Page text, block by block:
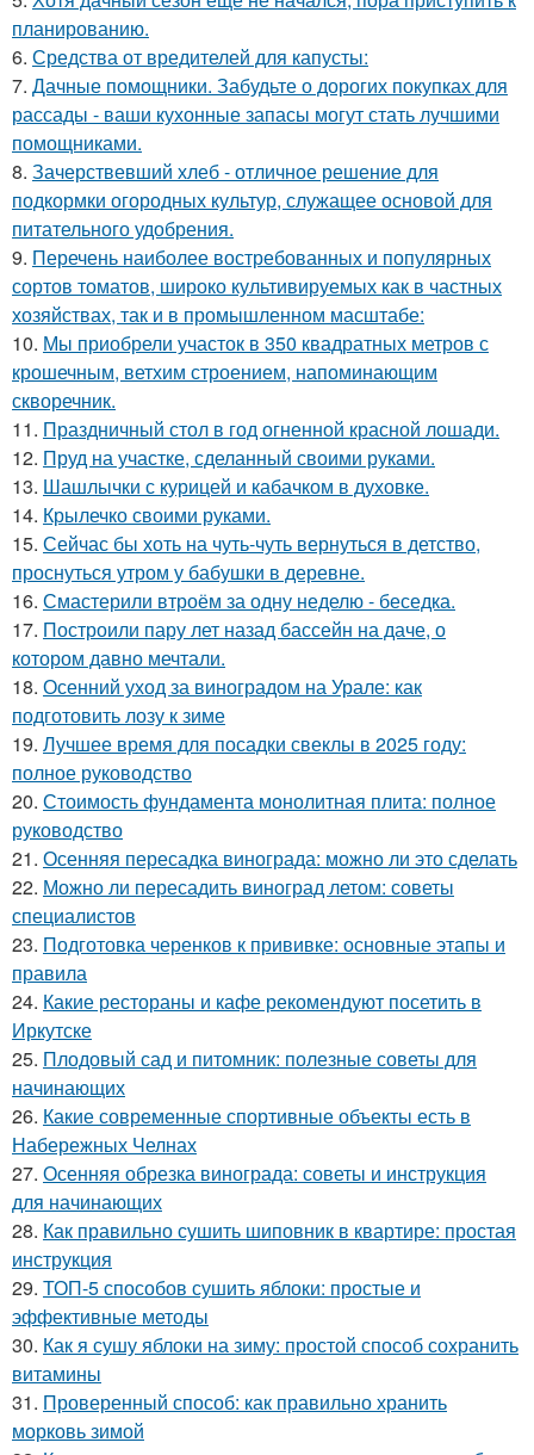
планированию.
6. Средства от вредителей для капусты:
7. Дачные помощники. Забудьте о дорогих покупках для
рассады - ваши кухонные запасы могут стать лучшими
помощниками.
8. Зачерствевший хлеб - отличное решение для
подкормки огородных культур, служащее основой для
питательного удобрения.
9. Перечень наиболее востребованных и популярных
сортов томатов, широко культивируемых как в частных
хозяйствах, так и в промышленном масштабе:
10. Мы приобрели участок в 350 квадратных метров с
крошечным, ветхим строением, напоминающим
скворечник.
11. Праздничный стол в год огненной красной лошади.
12. Пруд на участке, сделанный своими руками.
13. Шашлычки с курицей и кабачком в духовке.
14. Крылечко своими руками.
15. Сейчас бы хоть на чуть-чуть вернуться в детство,
проснуться утром у бабушки в деревне.
16. Смастерили втроём за одну неделю - беседка.
17. Построили пару лет назад бассейн на даче, о
котором давно мечтали.
18. Осенний уход за виноградом на Урале: как
подготовить лозу к зиме
19. Лучшее время для посадки свеклы в 2025 году:
полное руководство
20. Стоимость фундамента монолитная плита: полное
руководство
21. Осенняя пересадка винограда: можно ли это сделать
22. Можно ли пересадить виноград летом: советы
специалистов
23. Подготовка черенков к прививке: основные этапы и
правила
24. Какие рестораны и кафе рекомендуют посетить в
Иркутске
25. Плодовый сад и питомник: полезные советы для
начинающих
26. Какие современные спортивные объекты есть в
Набережных Челнах
27. Осенняя обрезка винограда: советы и инструкция
для начинающих
28. Как правильно сушить шиповник в квартире: простая
инструкция
29. ТОП-5 способов сушить яблоки: простые и
эффективные методы
30. Как я сушу яблоки на зиму: простой способ сохранить
витамины
31. Проверенный способ: как правильно хранить
морковь зимой